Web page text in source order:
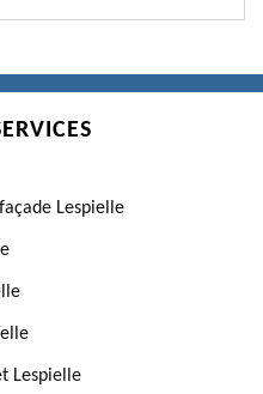
Lespielle
Lespielle